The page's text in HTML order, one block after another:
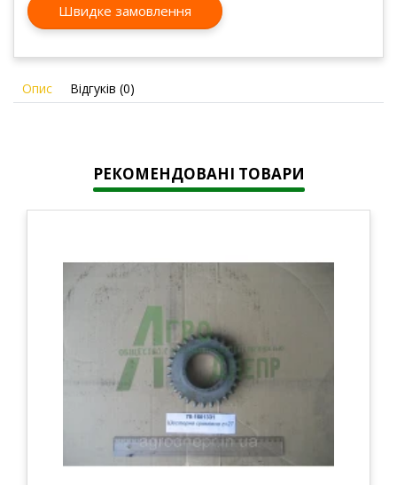
Швидке замовлення
Опис Відгуків (0)
РЕКОМЕНДОВАНІ ТОВАРИ